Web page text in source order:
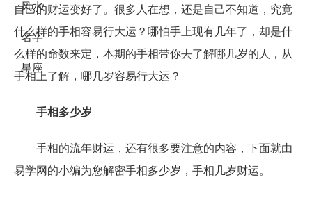
风水
名字
星座
自己的财运变好了。很多人在想，还是自己不知道，究竟
什么样的手相容易行大运？哪怕手上现有几年了，却是什
么样的命数来定，本期的手相带你去了解哪几岁的人，从
手相上了解，哪几岁容易行大运？
手相多少岁
手相的流年财运，还有很多要注意的内容，下面就由
易学网的小编为您解密手相多少岁，手相几岁财运。